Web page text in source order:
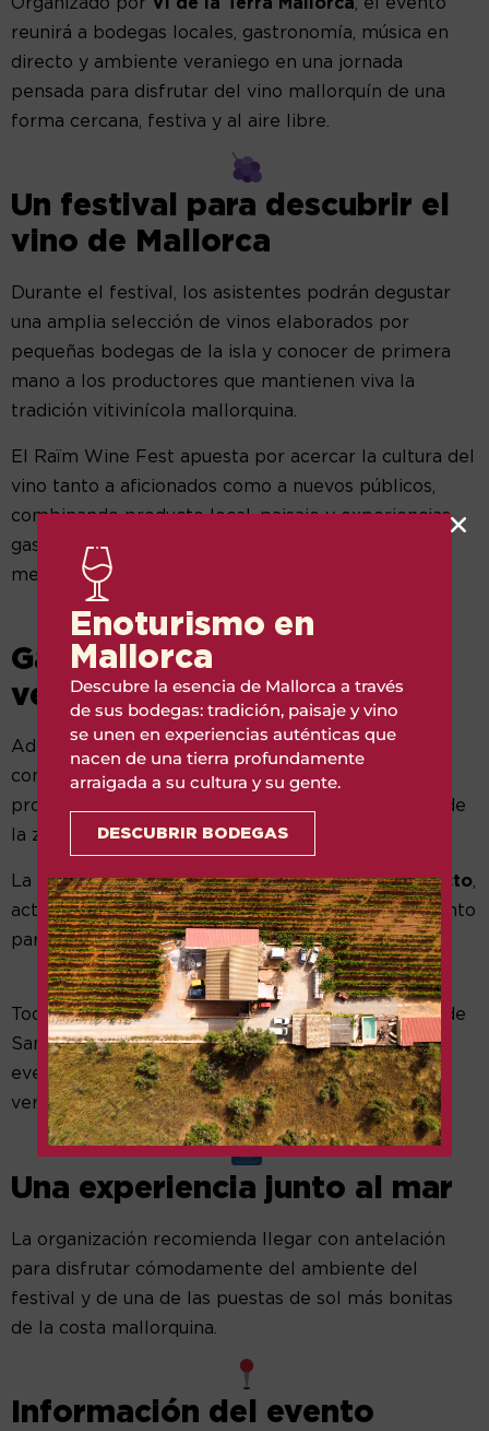
reunirá a bodegas locales, gastronomía, música en
directo y ambiente veraniego en una jornada
pensada para disfrutar del vino mallorquín de una
forma cercana, festiva y al aire libre.
Un festival para descubrir el
vino de Mallorca
Durante el festival, los asistentes podrán degustar
una amplia selección de vinos elaborados por
pequeñas bodegas de la isla y conocer de primera
mano a los productores que mantienen viva la
tradición vitivinícola mallorquina.
El Raïm Wine Fest apuesta por acercar la cultura del
vino tanto a aficionados como a nuevos públicos,
combinando producto local, paisaje y experiencias
gastronómicas en un ambiente relajado y
mediterráneo.
Gastronomía y ambiente de
verano
Además de las catas y degustaciones, el festival
contará con una variada oferta gastronómica con
productos locales y propuestas de restauradores de
la zona.
La jornada estará acompañada demúsica en directo
actividades al aire libre y un ambiente pensado tanto
para jóvenes como para familias
Todo ello con la espectacular bahía de la Colònia de
Sant Pere como telón de fondo, convirtiendo el
evento en uno de los planes más atractivos del
verano en Mallorca.
Una experiencia junto al mar
La organización recomienda llegar con antelación
para disfrutar cómodamente del ambiente del
festival y de una de las puestas de sol más bonitas
de la costa mallorquina.
Información del evento
Enoturismo en
Mallorca
Descubre la esencia de Mallorca a través
de sus bodegas: tradición, paisaje y vino
se unen en experiencias auténticas que
nacen de una tierra profundamente
arraigada a su cultura y su gente.
DESCUBRIR BODEGAS